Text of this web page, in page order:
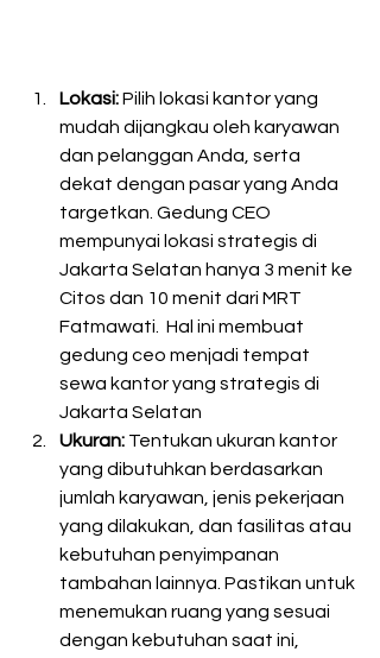
Lokasi: Pilih lokasi kantor yang
mudah dijangkau oleh karyawan
dan pelanggan Anda, serta
dekat dengan pasar yang Anda
targetkan. Gedung CEO
mempunyai lokasi strategis di
Jakarta Selatan hanya 3 menit ke
Citos dan 10 menit dari MRT
Fatmawati.  Hal ini membuat
gedung ceo menjadi tempat
sewa kantor yang strategis di
Jakarta Selatan
Ukuran: Tentukan ukuran kantor
yang dibutuhkan berdasarkan
jumlah karyawan, jenis pekerjaan
yang dilakukan, dan fasilitas atau
kebutuhan penyimpanan
tambahan lainnya. Pastikan untuk
menemukan ruang yang sesuai
dengan kebutuhan saat ini,